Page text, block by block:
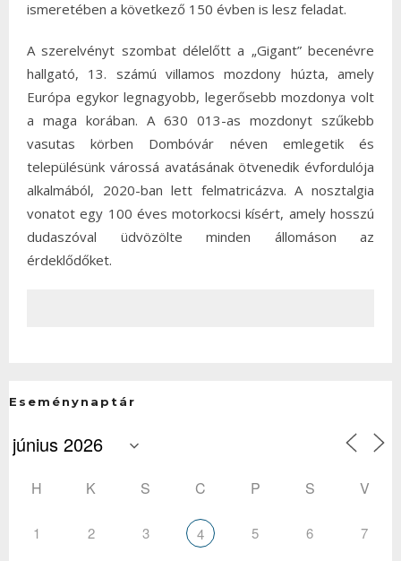
ismeretében a következő 150 évben is lesz feladat.
A szerelvényt szombat délelőtt a „Gigant” becenévre
hallgató, 13. számú villamos mozdony húzta, amely
Európa egykor legnagyobb, legerősebb mozdonya volt
a maga korában. A 630 013-as mozdonyt szűkebb
vasutas körben Dombóvár néven emlegetik és
településünk várossá avatásának ötvenedik évfordulója
alkalmából, 2020-ban lett felmatricázva. A nosztalgia
vonatot egy 100 éves motorkocsi kísért, amely hosszú
dudaszóval üdvözölte minden állomáson az
érdeklődőket.
Eseménynaptár
H K S C P S V
1 2 3 4 5 6 7